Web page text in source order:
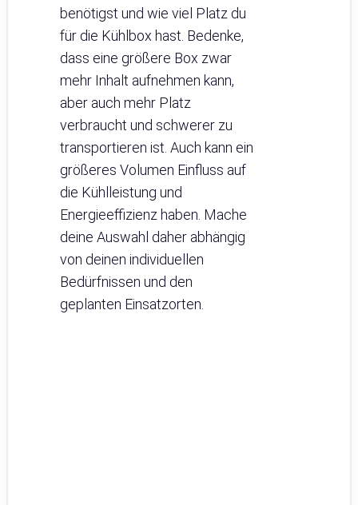
benötigst und wie viel Platz du
für die Kühlbox hast. Bedenke,
dass eine größere Box zwar
mehr Inhalt aufnehmen kann,
aber auch mehr Platz
verbraucht und schwerer zu
transportieren ist. Auch kann ein
größeres Volumen Einfluss auf
die Kühlleistung und
Energieeffizienz haben. Mache
deine Auswahl daher abhängig
von deinen individuellen
Bedürfnissen und den
geplanten Einsatzorten.